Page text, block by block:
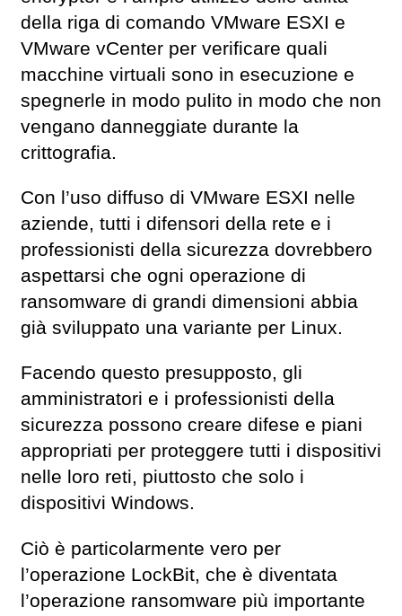
della riga di comando VMware ESXI e
VMware vCenter per verificare quali
macchine virtuali sono in esecuzione e
spegnerle in modo pulito in modo che non
vengano danneggiate durante la
crittografia.
Con l’uso diffuso di VMware ESXI nelle
aziende, tutti i difensori della rete e i
professionisti della sicurezza dovrebbero
aspettarsi che ogni operazione di
ransomware di grandi dimensioni abbia
già sviluppato una variante per Linux.
Facendo questo presupposto, gli
amministratori e i professionisti della
sicurezza possono creare difese e piani
appropriati per proteggere tutti i dispositivi
nelle loro reti, piuttosto che solo i
dispositivi Windows.
Ciò è particolarmente vero per
l’operazione LockBit, che è diventata
l’operazione ransomware più importante